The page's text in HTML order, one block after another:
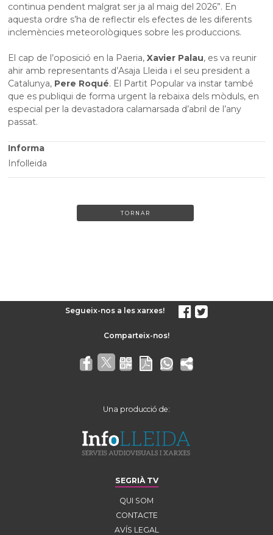
continua pendent malgrat ser ja al maig del 2026”. En
aquesta ordre s’ha de reflectir els efectes de les diferents
inclemències meteorològiques sobre les produccions.
El cap de l’oposició en la Paeria,Xavier Palau, es va reunir
ahir amb representants d’Asaja Lleida i el seu president a
Catalunya, Pere Roqué. El Partit Popular va instar també
que es publiqui de forma urgent la rebaixa dels mòduls, en
especial per la devastadora calamarsada d’abril de l’any
passat.
Informa
Infolleida
TORNAR
Segueix-nos a les xarxes!
Una producció de:
SEGRIÀ TV
QUI SOM
CONTACTE
AVÍS LEGAL